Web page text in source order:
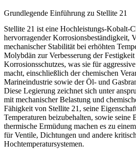
Grundlegende Einführung zu Stellite 21
Stellite 21 ist eine Hochleistungs-Kobalt-
hervorragender Korrosionsbeständigkeit,
mechanischer Stabilität bei erhöhten
Molybdän zur Verbesserung der Festigkeit
Korrosionsschutzes, was sie für
macht, einschließlich der chemischen
Marineindustrie sowie der Öl- und
Diese Legierung zeichnet sich unter
mit mechanischer Belastung und
Fähigkeit von Stellite 21, seine
Temperaturen beizubehalten, sowie seine
thermische Ermüdung machen es zu
für Ventile, Dichtungen und andere
Hochtemperatursystemen.